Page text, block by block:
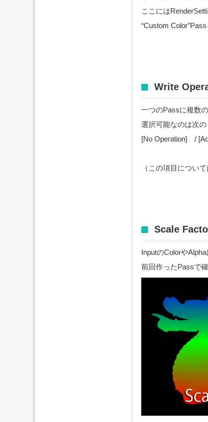
ここには
“Custom
Write
一つのPassに複数
選択可能なのは次の
[No Operation] /
（この項目につい
Scale
InputのColorや
前回作ったPassで